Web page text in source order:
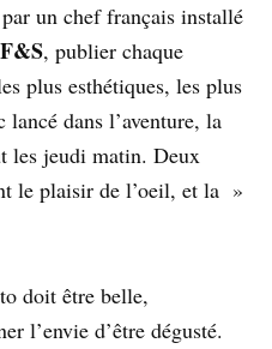
un chef français installé
F&S, publier chaque
plus esthétiques, les plus
lancé dans l’aventure, la
les jeudi matin. Deux
le plaisir de l’oeil, et la »
doit être belle,
l’envie d’être dégusté.